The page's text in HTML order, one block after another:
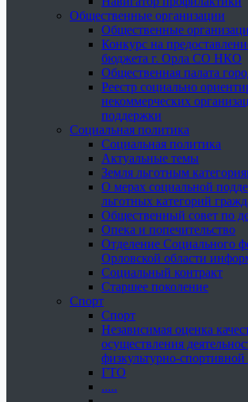
Общественные организации
Общественные
Конкурс на
бюджета г. Орла СО НКО
Общественная палата
Реестр социально
некоммерческих
поддержки
Социальная политика
Социальная политика
Актуальные темы
Земля льготным
О мерах социальной
льготных категорий
Общественный совет по
Опека и попечительство
Отделение Социального
Орловской области
Социальный контракт
Старшее поколение
Спорт
Спорт
Независимая оценка
осуществления
физкультурно-
ГТО
.....